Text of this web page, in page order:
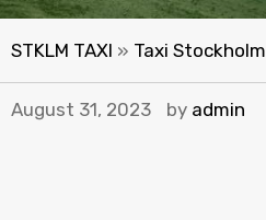
STKLM TAXI » Taxi Stockholm
August 31, 2023 by admin